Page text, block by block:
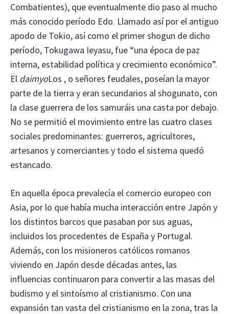
Combatientes), que eventualmente dio paso al mucho
más conocido período Edo. Llamado así por el antiguo
apodo de Tokio, así como el primer shogun de dicho
período, Tokugawa Ieyasu, fue “una época de paz
interna, estabilidad política y crecimiento económico”.
El daimyoLos , o señores feudales, poseían la mayor
parte de la tierra y eran secundarios al shogunato, con
la clase guerrera de los samuráis una casta por debajo.
No se permitió el movimiento entre las cuatro clases
sociales predominantes: guerreros, agricultores,
artesanos y comerciantes y todo el sistema quedó
estancado.
En aquella época prevalecía el comercio europeo con
Asia, por lo que había mucha interacción entre Japón y
los distintos barcos que pasaban por sus aguas,
incluidos los procedentes de España y Portugal.
Además, con los misioneros católicos romanos
viviendo en Japón desde décadas antes, las
influencias continuaron para convertir a las masas del
budismo y el sintoísmo al cristianismo. Con una
expansión tan vasta del cristianismo en la zona, tras la